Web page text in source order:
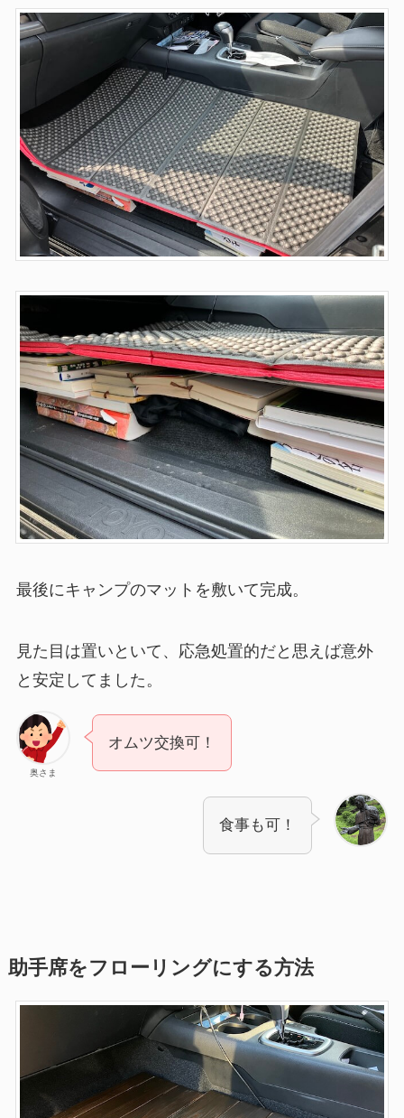
最後にキャンプのマットを敷いて完成。
見た目は置いといて、応急処置的だと思えば意外
と安定してました。
奥さま
オムツ交換可！
食事も可！
助手席をフローリングにする方法